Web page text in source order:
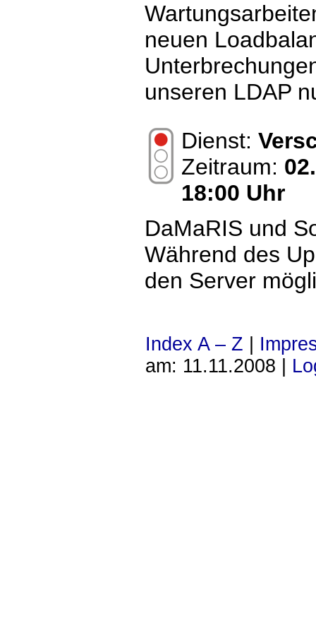
neuen
unseren LDAP
Dienst:
Zeitraum:
18:00 Uhr
DaMaRIS und
Während des
den Server
Index A – Z
am: 11.11.2008 |